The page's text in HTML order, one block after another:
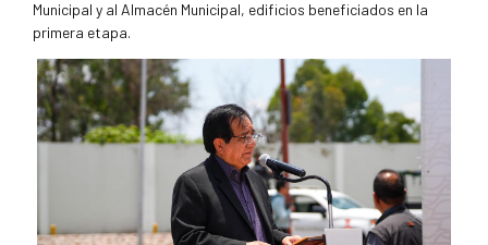
Municipal y al Almacén Municipal, edificios beneficiados en la
primera etapa.